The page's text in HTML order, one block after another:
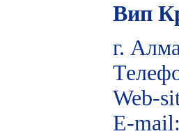
Вип
г.
Web-
E-